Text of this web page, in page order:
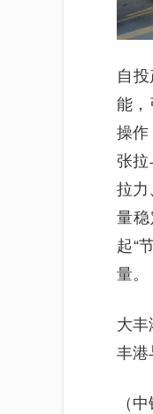
自
能，
操作
张拉
拉力
量
起“
量。
大丰
丰港
（